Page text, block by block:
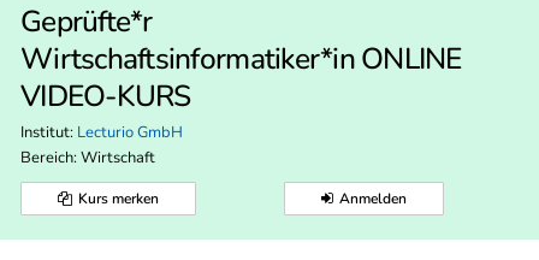
Geprüfte*r
Wirtschaftsinformatiker*in ONLINE
VIDEO-KURS
Institut: Lecturio GmbH
Bereich: Wirtschaft
Kurs merken Anmelden